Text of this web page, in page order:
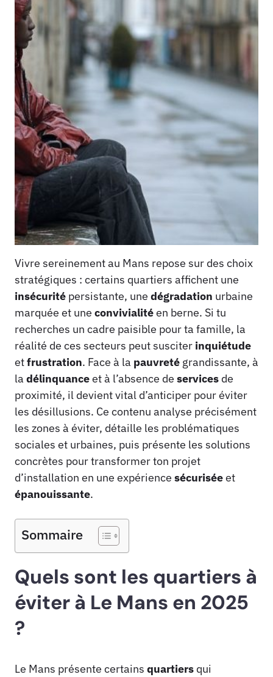
Vivre sereinement au Mans repose sur des choix
stratégiques : certains quartiers affichent une
insécurité persistante, une dégradation urbaine
marquée et une convivialitéen berne. Si tu
recherches un cadre paisible pour ta famille, la
réalité de ces secteurs peut susciter inquiétude
etfrustration. Face à la pauvreté grandissante, à
la délinquanceet à l’absence de services de
proximité, il devient vital d’anticiper pour éviter
les désillusions. Ce contenu analyse précisément
les zones à éviter, détaille les problématiques
sociales et urbaines, puis présente les solutions
concrètes pour transformer ton projet
d’installation en une expérience sécuriséeet
épanouissante.
Sommaire
Quels sont les quartiers à
éviter à Le Mans en 2025
?
Le Mans présente certains quartiers qui